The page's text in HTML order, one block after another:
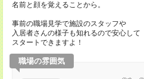
名前と顔を覚えることから。
事前の職場見学で施設のスタッフや
入居者さんの様子も知れるので安心して
スタートできますよ！
職場の雰囲気